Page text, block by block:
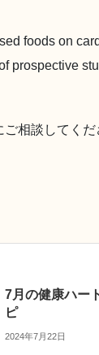
foods on
prospective
相談してくだ
7月の健康ハー
ピ
2024年7月22日